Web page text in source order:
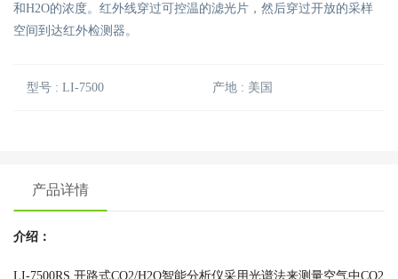
和H2O的浓度。红外线穿过可控温的滤光片，然后穿过开放的采样
空间到达红外检测器。
型号 : LI-7500 产地 : 美国
产品详情
介绍：
LI-7500RS 开路式CO2/H2O智能分析仪采用光谱法来测量空气中CO2